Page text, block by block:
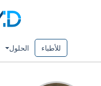
للأطباء الحلول